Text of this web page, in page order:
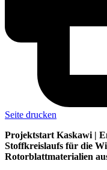
Seite drucken
Projektstart Kaskawi |
Stoffkreislaufs für die
Rotorblattmaterialien